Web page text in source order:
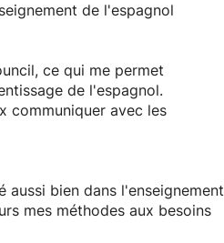
de l'espagnol
ce qui me permet
de l'espagnol.
communiquer avec les
bien dans l'enseignement
mes méthodes aux besoins